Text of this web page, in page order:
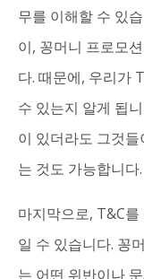
무를 이해할 수 있
이, 꽁머니 프로모
다. 때문에, 우리가
수 있는지 알게 됩
이 있더라도 그것
는 것도 가능합니다.
마지막으로, T&C
일 수 있습니다. 꽁
는 어떤 위반이나